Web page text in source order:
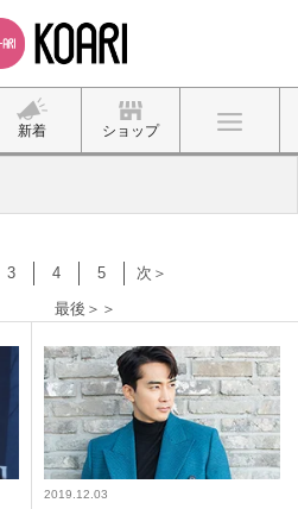
新着 ショップ
3 4 5
次＞
最後＞＞
2019.12.03